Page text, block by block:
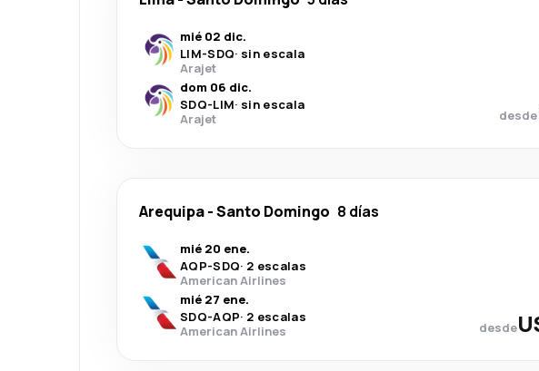
mié 02 dic.
LIM-SDQ· sin escala
Arajet
dom 06 dic.
SDQ-LIM· sin escala
Arajet
desde
Arequipa-Santo Domingo 8 días
mié 20 ene.
AQP-SDQ· 2 escalas
American Airlines
mié 27 ene.
SDQ-AQP· 2 escalas
American Airlines
desde